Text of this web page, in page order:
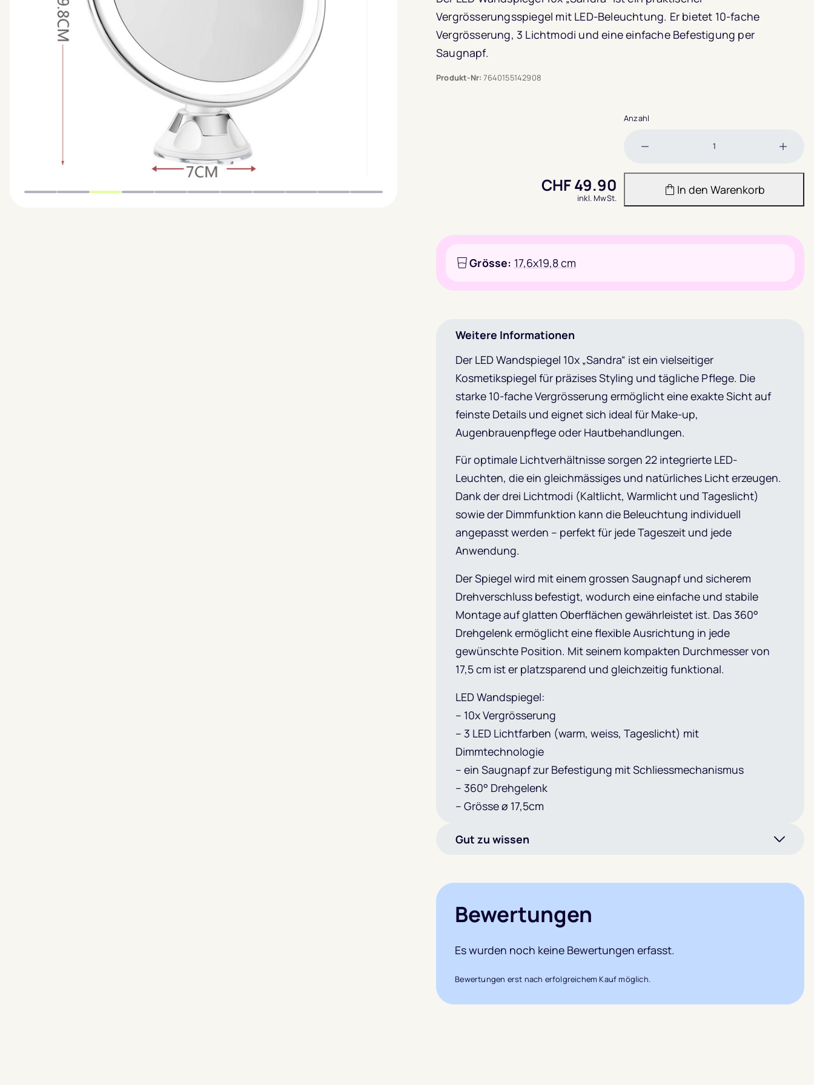
Vergrösserungsspiegel mit LED-Beleuchtung. Er bietet 10-fache
Vergrösserung, 3 Lichtmodi und eine einfache Befestigung per
Saugnapf.
Produkt-Nr: 7640155142908
Anzahl
verringern
CHF49.90
inkl. MwSt.
In den Warenkorb
Grösse: 17,6x19,8 cm
Weitere Informationen
Der LED Wandspiegel 10x „Sandra“ ist ein vielseitiger
Kosmetikspiegel für präzises Styling und tägliche Pflege. Die
starke 10-fache Vergrösserung ermöglicht eine exakte Sicht auf
feinste Details und eignet sich ideal für Make-up,
Augenbrauenpflege oder Hautbehandlungen.
Für optimale Lichtverhältnisse sorgen 22 integrierte LED-
Leuchten, die ein gleichmässiges und natürliches Licht erzeugen.
Dank der drei Lichtmodi (Kaltlicht, Warmlicht und Tageslicht)
sowie der Dimmfunktion kann die Beleuchtung individuell
angepasst werden – perfekt für jede Tageszeit und jede
Anwendung.
Der Spiegel wird mit einem grossen Saugnapf und sicherem
Drehverschluss befestigt, wodurch eine einfache und stabile
Montage auf glatten Oberflächen gewährleistet ist. Das 360°
Drehgelenk ermöglicht eine flexible Ausrichtung in jede
gewünschte Position. Mit seinem kompakten Durchmesser von
17,5 cm ist er platzsparend und gleichzeitig funktional.
LED Wandspiegel:
– 10x Vergrösserung
– 3 LED Lichtfarben (warm, weiss, Tageslicht) mit
Dimmtechnologie
– ein Saugnapf zur Befestigung mit Schliessmechanismus
– 360° Drehgelenk
– Grösse ø 17,5cm
Gut zu wissen
Bewertungen
Es wurden noch keine Bewertungen erfasst.
Bewertungen erst nach erfolgreichem Kauf möglich.